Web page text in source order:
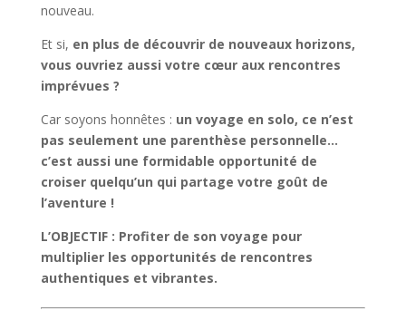
nouveau.
Et si, en plus de découvrir de nouveaux horizons,
vous ouvriez aussi votre cœur aux rencontres
imprévues ?
Car soyons honnêtes : un voyage en solo, ce n’est
pas seulement une parenthèse personnelle…
c’est aussi une formidable opportunité de
croiser quelqu’un qui partage votre goût de
l’aventure !
L’OBJECTIF : Profiter de son voyage pour
multiplier les opportunités de rencontres
authentiques et vibrantes.